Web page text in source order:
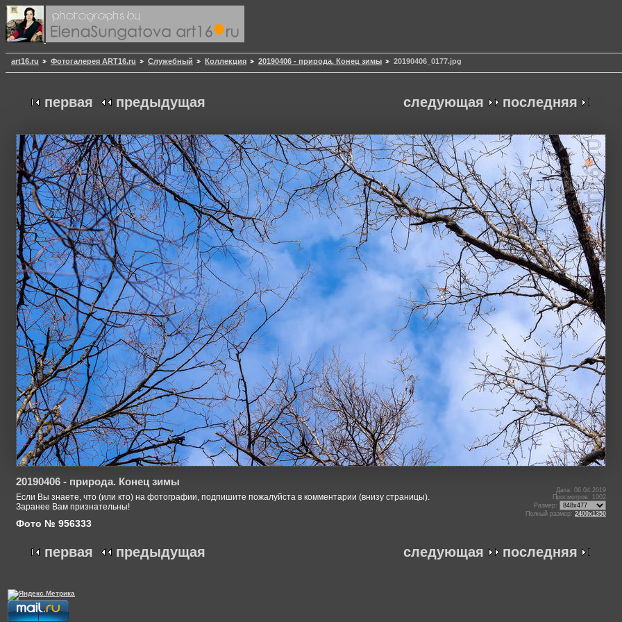
art16.ru Фотогалерея ART16.ru Служебный Коллекция 20190406 - природа. Конец зимы 20190406_0177.jpg
следующая последняя
первая предыдущая
20190406 - природа. Конец зимы
Если Вы знаете, что (или кто) на фотографии, подпишите пожалуйста в комментарии (внизу страницы).
Заранее Вам признательны!
Фото № 956333
Дата: 06.04.2019
Просмотров: 1002
Размер:
Полный размер: 2400x1350
следующая последняя
первая предыдущая